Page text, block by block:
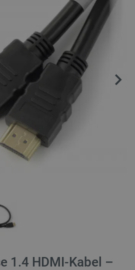
1.4 HDMI-Kabel –